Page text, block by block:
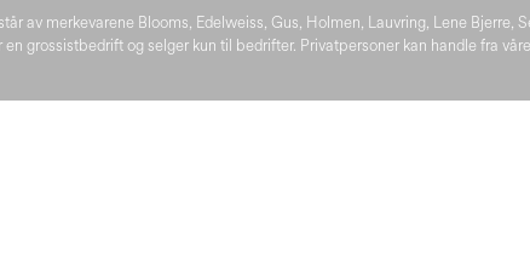
av merkevarene Blooms, Edelweiss, Gus, Holmen, Lauvring, Lene Bjerre,
en grossistbedrift og selger kun til bedrifter. Privatpersoner kan handle fra